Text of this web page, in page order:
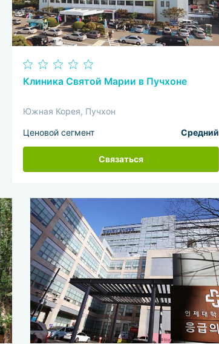
Клиника Святой Марии в Пучхоне
Южная Корея, Пучхон
Ценовой сегмент Средний
Связаться